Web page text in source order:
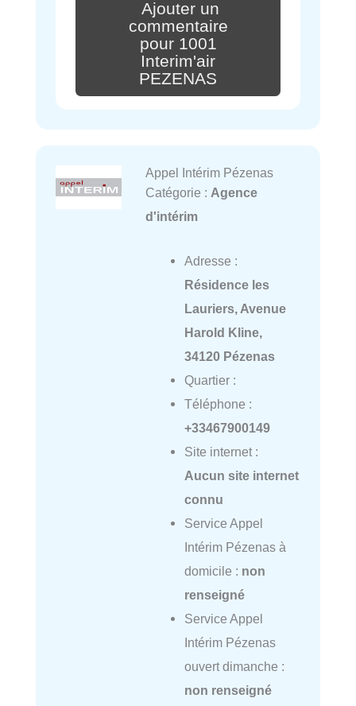
Ajouter un
commentaire
pour 1001
Interim'air
PEZENAS
Appel Intérim Pézenas
Catégorie : Agence
d'intérim
Adresse :
Résidence les
Lauriers, Avenue
Harold Kline,
34120 Pézenas
Quartier :
Téléphone :
+33467900149
Site internet :
Aucun site internet
connu
Service Appel
Intérim Pézenas à
domicile : non
renseigné
Service Appel
Intérim Pézenas
ouvert dimanche :
non renseigné